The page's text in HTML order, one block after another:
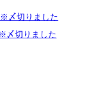
〆切りました
〆切りました